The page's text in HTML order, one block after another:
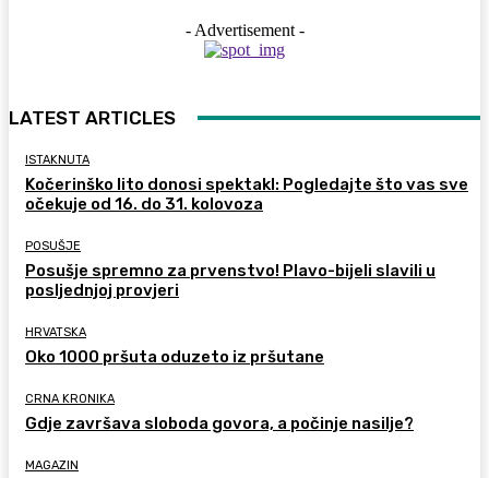
- Advertisement -
LATEST ARTICLES
ISTAKNUTA
Kočerinško lito donosi spektakl: Pogledajte što vas sve
očekuje od 16. do 31. kolovoza
POSUŠJE
Posušje spremno za prvenstvo! Plavo-bijeli slavili u
posljednjoj provjeri
HRVATSKA
Oko 1000 pršuta oduzeto iz pršutane
CRNA KRONIKA
Gdje završava sloboda govora, a počinje nasilje?
MAGAZIN